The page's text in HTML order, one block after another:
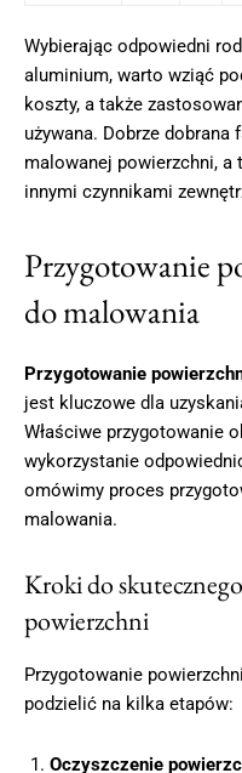
Wybierając odpowiedni
aluminium, warto wziąć
koszty, a także
używana. Dobrze dobrana
malowanej powierzchni, a
innymi czynnikami
Przygotowanie
do malowania
Przygotowanie
jest kluczowe dla
Właściwe przygotowanie
wykorzystanie
omówimy proces
malowania.
Kroki do
powierzchni
Przygotowanie
podzielić na kilka etapów:
Oczyszczenie